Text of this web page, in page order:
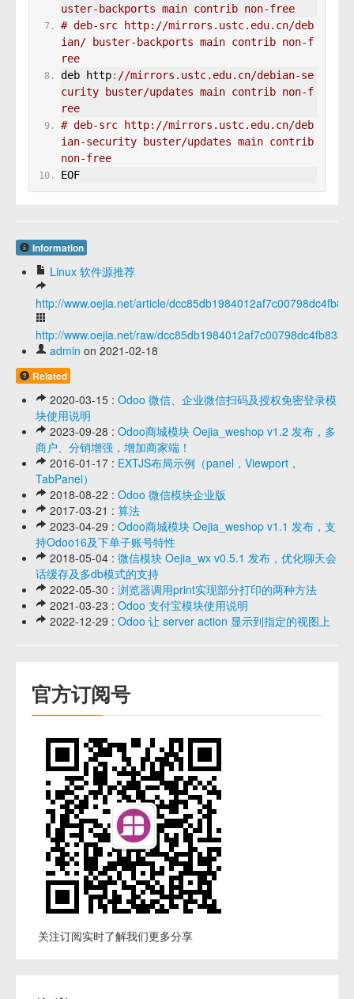
uster-backports main contrib non-free
# deb-src http://mirrors.ustc.edu.cn/deb
ian/ buster-backports main contrib non-f
ree
deb http: //mirrors.ustc.edu.cn/debian-se
curity buster/updates main contrib non-f
ree
# deb-src http://mirrors.ustc.edu.cn/deb
ian-security buster/updates main contrib
non-free
EOF
Information
Linux 软件源推荐
http://www.oejia.net/article/
http://www.oejia.net/raw/dcc85db1984012af7c00798dc4fb8335
admin on 2021-02-18
Related
2020-03-15 : Odoo 微信、企业微信扫码及授权免密登录模
块使用说明
2023-09-28 : Odoo商城模块 Oejia_weshop v1.2 发布，多
商户、分销增强，增加商家端！
2016-01-17 : EXTJS布局示例（panel，Viewport，
TabPanel）
2018-08-22 : Odoo 微信模块企业版
2017-03-21 : 算法
2023-04-29 : Odoo商城模块 Oejia_weshop v1.1 发布，支
持Odoo16及下单子账号特性
2018-05-04 : 微信模块 Oejia_wx v0.5.1 发布，优化聊天会
话缓存及多db模式的支持
2022-05-30 : 浏览器调用print实现部分打印的两种方法
2021-03-23 : Odoo 支付宝模块使用说明
2022-12-29 : Odoo 让 server action 显示到指定的视图上
官方订阅号
关注订阅实时了解我们更多分享